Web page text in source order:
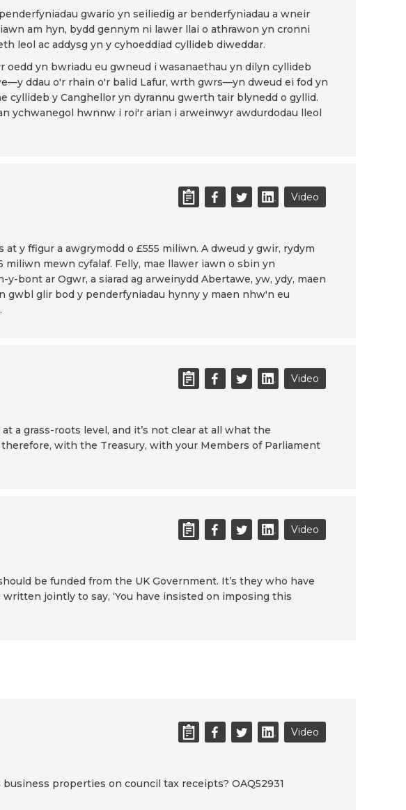
gwario yn seiliedig ar benderfyniadau a wneir
am hyn, bydd gennym ni lawer llai o athrawon yn cronni
leol ac addysg yn y cyhoeddiad cyllideb diweddar.
yn bwriadu eu gwneud i wasanaethau yn dilyn cyllideb
ddau o'r rhain o'r balid Lafur, wrth gwrs—yn dweud ei fod yn
cyllideb y Canghellor yn dyrannu gwerth tair blynedd o gyllid.
ychwanegol hwnnw i roi'r arian i arweinwyr awdurdodau lleol
Video
y ffigur a awgrymodd o £555 miliwn. A dweud y gwir, rydym
mewn cyfalaf. Felly, mae llawer iawn o sbin yn
bont ar Ogwr, a siarad ag arweinydd Abertawe, yw, ydy, maen
glir bod y penderfyniadau hynny y maen nhw'n eu
Video
a grass-roots level, and it’s not clear at all what the
with the Treasury, with your Members of Parliament
Video
be funded from the UK Government. It’s they who have
jointly to say, ‘You have insisted on imposing this
Video
properties on council tax receipts? OAQ52931